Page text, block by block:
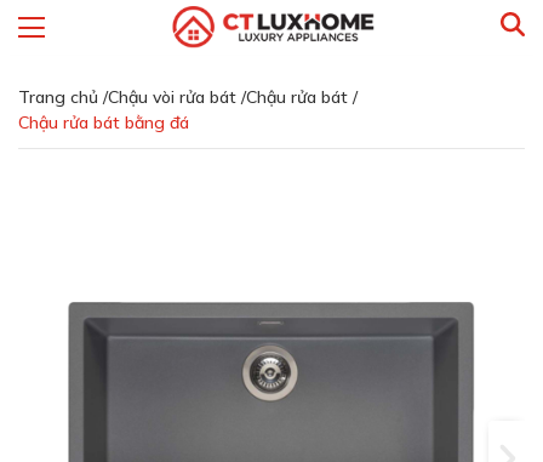
Trang chủ /Chậu vòi rửa bát /Chậu rửa bát /
Chậu rửa bát bằng đá